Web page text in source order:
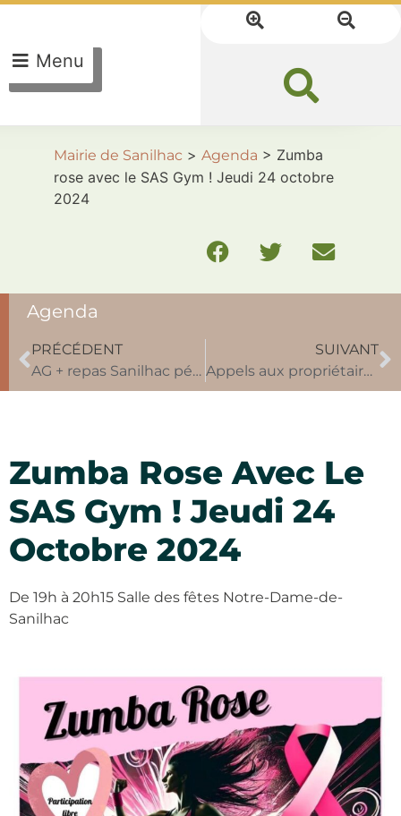
Menu
Mairie de Sanilhac > Agenda > Zumba
rose avec le SAS Gym ! Jeudi 24 octobre
2024
Agenda
PRÉCÉDENT
AG + repas Sanilhac pétanque 2 novembre
SUIVANT
Appels aux propriétaires de puits par le Syndicat Mixte des Eaux de Dordogne
Zumba Rose Avec Le
SAS Gym ! Jeudi 24
Octobre 2024
De 19h à 20h15 Salle des fêtes Notre-Dame-de-
Sanilhac